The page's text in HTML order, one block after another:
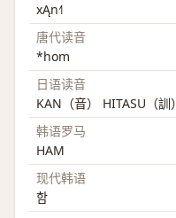
xĄn˧˥
唐代读音
*hom
日语读音
KAN（音） HITASU（訓）
韩语罗马
HAM
现代韩语
함